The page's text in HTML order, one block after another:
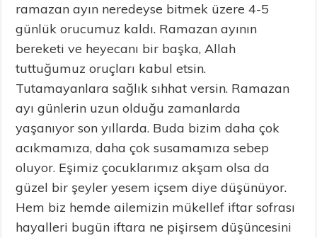
ramazan ayın neredeyse bitmek üzere 4-5
günlük orucumuz kaldı. Ramazan ayının
bereketi ve heyecanı bir başka, Allah
tuttuğumuz oruçları kabul etsin.
Tutamayanlara sağlık sıhhat versin. Ramazan
ayı günlerin uzun olduğu zamanlarda
yaşanıyor son yıllarda. Buda bizim daha çok
acıkmamıza, daha çok susamamıza sebep
oluyor. Eşimiz çocuklarımız akşam olsa da
güzel bir şeyler yesem içsem diye düşünüyor.
Hem biz hemde ailemizin mükellef iftar sofrası
hayalleri bugün iftara ne pişirsem düşüncesini